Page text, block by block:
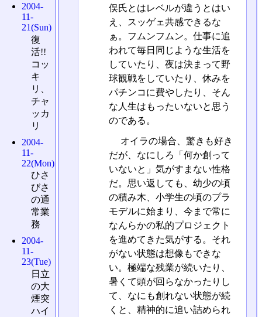
俣氏とはレベルが違うとはい
え、スッゲェ共感できるな
ぁ。フムンフムン。仕事に追
われて毎日同じような生活を
していたり、夜は決まって野
球観戦をしていたり、休みを
パチンコに費やしたり、そん
な人生はもったいないと思う
のである。
オイラの場合、驚きも好き
だが、なにしろ「何か創って
いないと」気がすまない性格
だ。思い返しても、幼少の頃
の積み木、小学生の頃のプラ
モデルに始まり、今まで常に
なんらかの私的プロジェクト
を進めてきた気がする。それ
がない状態は想像もできな
い。極端な残業が続いたり、
暑くて頭が回らなかったりし
て、なにも創れない状態が続
くと、精神的に追い詰められ
2004-
11-
21(Sun)
復
活!!
コッ
キ
リ、
チャ
ッカ
リ
2004-
11-
22(Mon)
ひさ
びさ
の通
常業
務
2004-
11-
23(Tue)
日立
の大
煙突
ハイ